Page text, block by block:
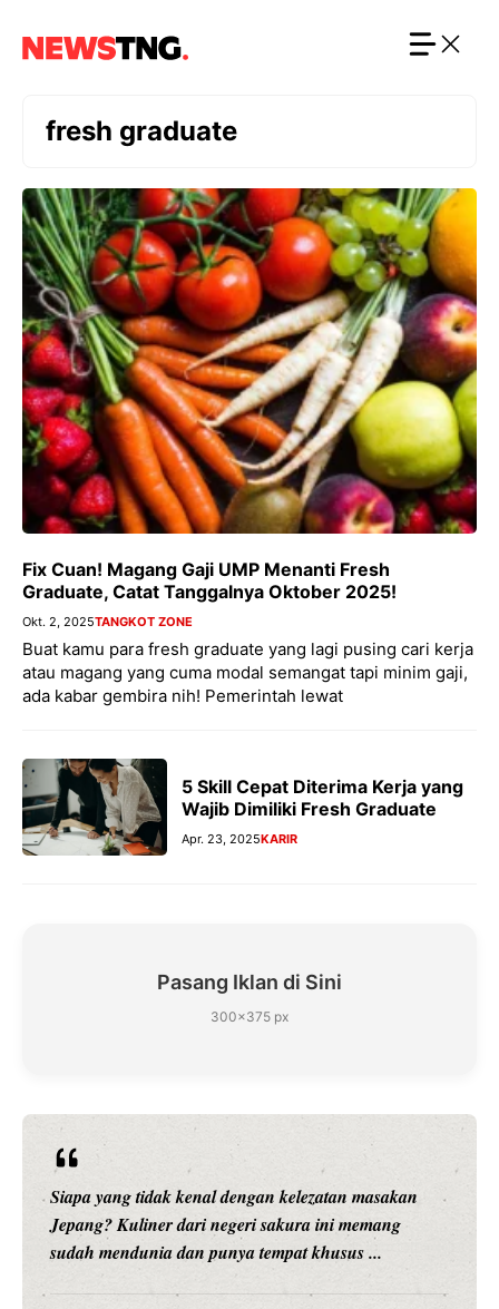
fresh graduate
Fix Cuan! Magang Gaji UMP Menanti Fresh
Graduate, Catat Tanggalnya Oktober 2025!
Okt. 2, 2025TANGKOT ZONE
Buat kamu para fresh graduate yang lagi pusing cari kerja
atau magang yang cuma modal semangat tapi minim gaji,
ada kabar gembira nih! Pemerintah lewat
5 Skill Cepat Diterima Kerja yang
Wajib Dimiliki Fresh Graduate
Apr. 23, 2025KARIR
Pasang Iklan di Sini
300×375 px
Siapa yang tidak kenal dengan kelezatan masakan
Jepang? Kuliner dari negeri sakura ini memang
sudah mendunia dan punya tempat khusus ...